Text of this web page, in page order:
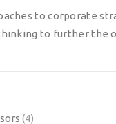
to corporate
to further the
(4)